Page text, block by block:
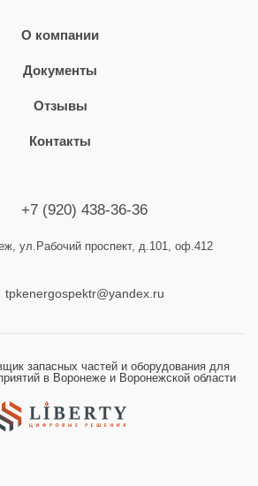
О компании
Документы
Отзывы
Контакты
+7 (920) 438-36-36
ул.Рабочий проспект, д.101, оф.412
tpkenergospektr@yandex.ru
запасных частей и оборудования для
в Воронеже и Воронежской области